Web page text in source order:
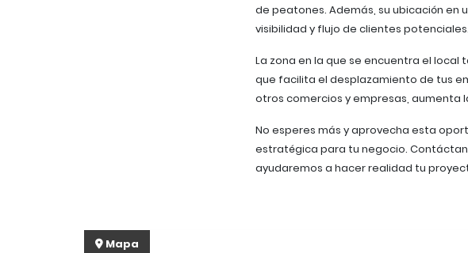
de peatones. Además, su ubicación en
visibilidad y flujo de clientes potenciales.
La zona en la que se encuentra el
que facilita el desplazamiento de tus
otros comercios y empresas, aumenta
No esperes más y aprovecha esta
estratégica para tu negocio.
ayudaremos a hacer realidad tu
Mapa